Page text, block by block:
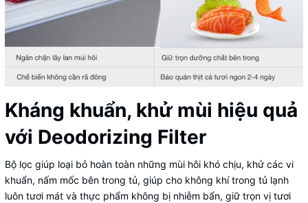
Kháng khuẩn, khử mùi hiệu quả
với Deodorizing Filter
Bộ lọc giúp loại bỏ hoàn toàn những mùi hôi khó chịu, khử các vi
khuẩn, nấm mốc bên trong tủ, giúp cho không khí trong tủ lạnh
luôn tươi mát và thực phẩm không bị nhiễm bẩn, giữ trọn vị tươi